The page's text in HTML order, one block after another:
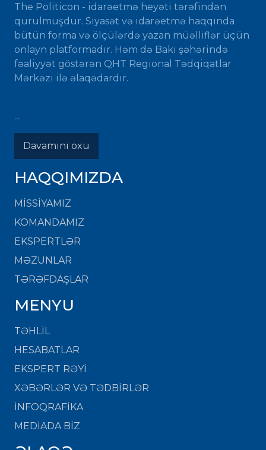
The Politicon - idarəetmə heyəti tərəfindən
qurulmuşdur. Siyasət və idarəetmə haqqında
bütün forma və ölçülərdə yazan müəlliflər üçün
onlayn platformadır. Həm də Bakı şəhərində
fəaliyyət göstərən QHT Regional Tədqiqatlar
Mərkəzi ilə əlaqədardır.
...
Davamını oxu
HAQQIMIZDA
MISSIYAMIZ
KOMANDAMIZ
EKSPERTLƏR
MƏZUNLAR
TƏRƏFDAŞLAR
MENYU
TƏHLİL
HESABATLAR
EKSPERT RƏYİ
XƏBƏRLƏR VƏ TƏDBİRLƏR
İNFOQRAFİKA
MEDİADA BİZ